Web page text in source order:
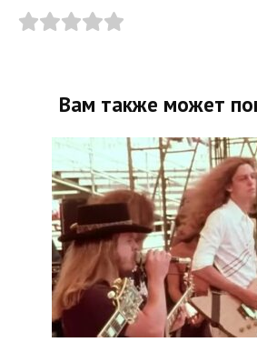
Вам также может